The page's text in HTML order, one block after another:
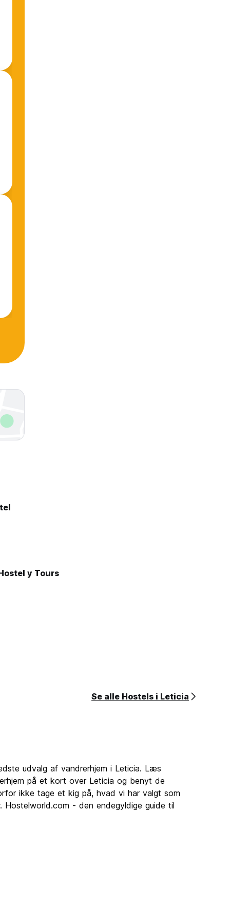
y Tours
Se alle Hostels i Leticia
udvalg af vandrerhjem i Leticia. Læs
på et kort over Leticia og benyt de
ikke tage et kig på, hvad vi har valgt som
- den endegyldige guide til